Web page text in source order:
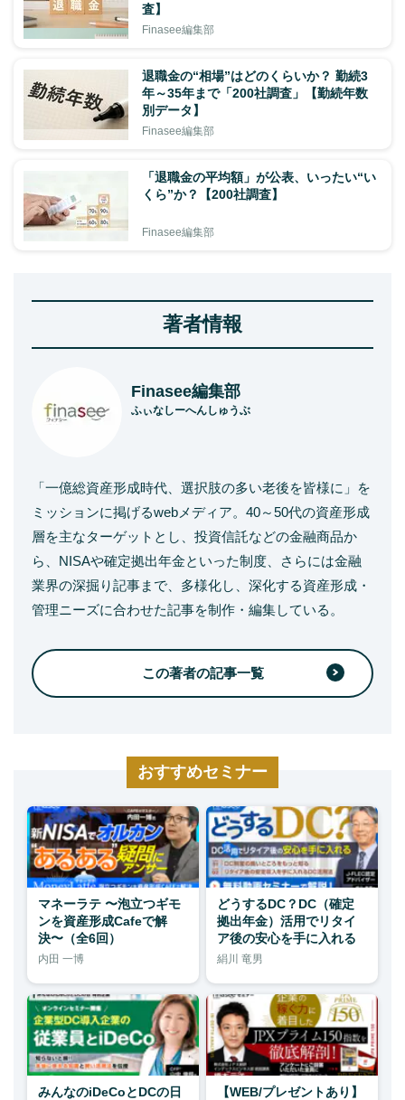
査】
Finasee編集部
退職金の“相場”はどのくらいか？ 勤続3
年～35年まで「200社調査」【勤続年数
別データ】
Finasee編集部
「退職金の平均額」が公表、いったい“い
くら”か？【200社調査】
Finasee編集部
著者情報
Finasee編集部
ふぃなしーへんしゅうぶ
「一億総資産形成時代、選択肢の多い老後を皆様に」を
ミッションに掲げるwebメディア。40～50代の資産形成
層を主なターゲットとし、投資信託などの金融商品か
ら、NISAや確定拠出年金といった制度、さらには金融
業界の深掘り記事まで、多様化し、深化する資産形成・
管理ニーズに合わせた記事を制作・編集している。
この著者の記事一覧
おすすめセミナー
マネーラテ 〜泡立つギモ
ンを資産形成Cafeで解
決〜（全6回）
内田 一博
どうするDC？DC（確定
拠出年金）活用でリタイ
ア後の安心を手に入れる
絹川 竜男
みんなのiDeCoとDCの日
【WEB/プレゼントあり】